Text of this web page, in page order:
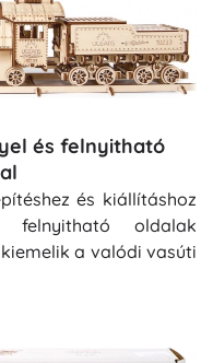
és felnyitható
és kiállításhoz
felnyitható oldalak
a valódi vasúti